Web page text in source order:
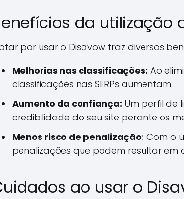
da utilização
por usar o Disavow traz diversos
Melhorias nas classificações: Ao
classificações nas SERPs aumentam.
Aumento da confiança: Um perfil de
credibilidade do seu site perante os
Menos risco de penalização: Com o
penalizações que podem resultar
ao usar o